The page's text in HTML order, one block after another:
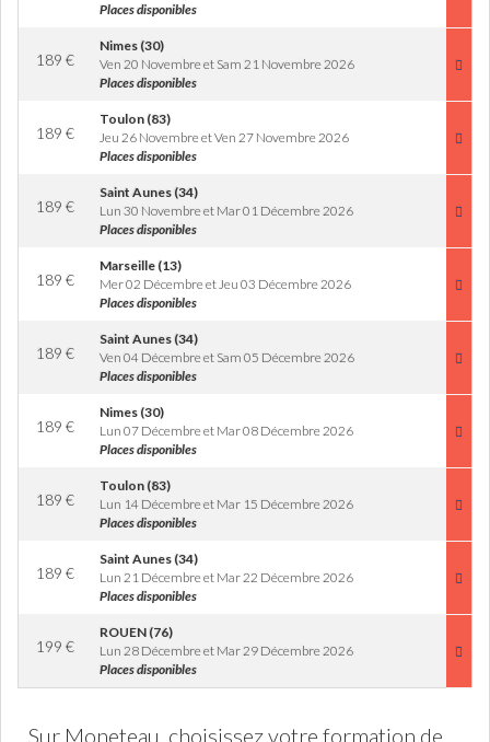
Places disponibles
189 €
Nimes (30)
Ven 20 Novembre et Sam 21 Novembre 2026
Places disponibles
189 €
Toulon (83)
Jeu 26 Novembre et Ven 27 Novembre 2026
Places disponibles
189 €
Saint Aunes (34)
Lun 30 Novembre et Mar 01 Décembre 2026
Places disponibles
189 €
Marseille (13)
Mer 02 Décembre et Jeu 03 Décembre 2026
Places disponibles
189 €
Saint Aunes (34)
Ven 04 Décembre et Sam 05 Décembre 2026
Places disponibles
189 €
Nimes (30)
Lun 07 Décembre et Mar 08 Décembre 2026
Places disponibles
189 €
Toulon (83)
Lun 14 Décembre et Mar 15 Décembre 2026
Places disponibles
189 €
Saint Aunes (34)
Lun 21 Décembre et Mar 22 Décembre 2026
Places disponibles
199 €
ROUEN (76)
Lun 28 Décembre et Mar 29 Décembre 2026
Places disponibles
Sur Moneteau, choisissez votre formation de